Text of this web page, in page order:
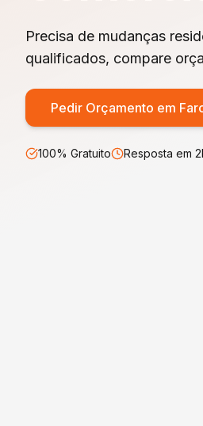
Precisa de mudanças
qualificados, compare
Pedir Orçamento em
100% Gratuito Resposta em